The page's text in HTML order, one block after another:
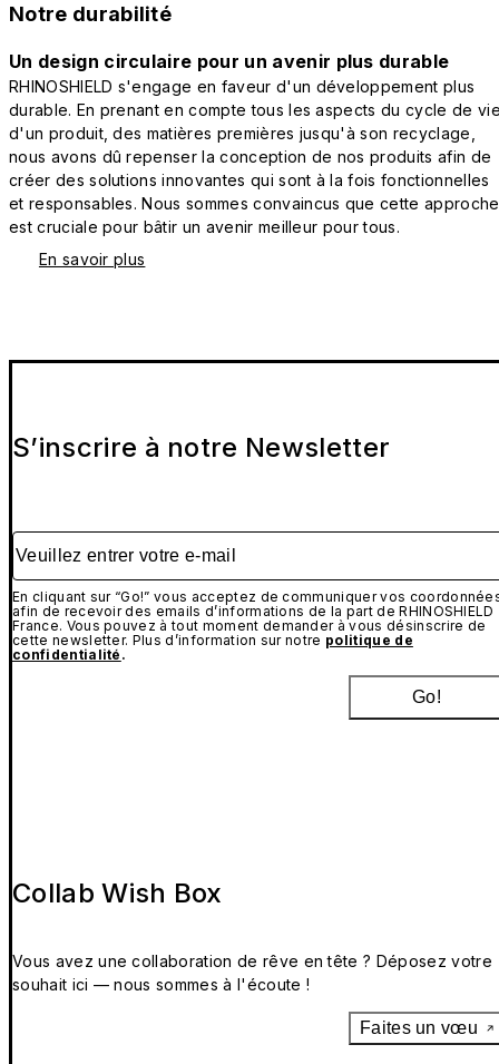
Notre durabilité
Un design circulaire pour un avenir plus durable
RHINOSHIELD s'engage en faveur d'un développement plus
durable. En prenant en compte tous les aspects du cycle de
d'un produit, des matières premières jusqu'à son recyclage,
nous avons dû repenser la conception de nos produits afin de
créer des solutions innovantes qui sont à la fois fonctionnelles
et responsables. Nous sommes convaincus que cette approche
est cruciale pour bâtir un avenir meilleur pour tous.
En savoir plus
S’inscrire à notre Newsletter
Veuillez entrer votre e-mail
En cliquant sur “Go!” vous acceptez de communiquer vos
afin de recevoir des emails d’informations de la part de RHINOSHIELD
France. Vous pouvez à tout moment demander à vous désinscrire de
cette newsletter. Plus d’information sur notre politique de
confidentialité .
Go!
Collab Wish Box
Vous avez une collaboration de rêve en tête ? Déposez votre
souhait ici — nous sommes à l'écoute !
Faites un vœu